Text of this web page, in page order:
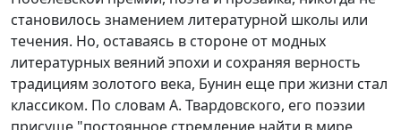
становилось знамением литературной школы или
течения. Но, оставаясь в стороне от модных
литературных веяний эпохи и сохраняя верность
традициям золотого века, Бунин еще при жизни стал
классиком. По словам А. Твардовского, его поэзии